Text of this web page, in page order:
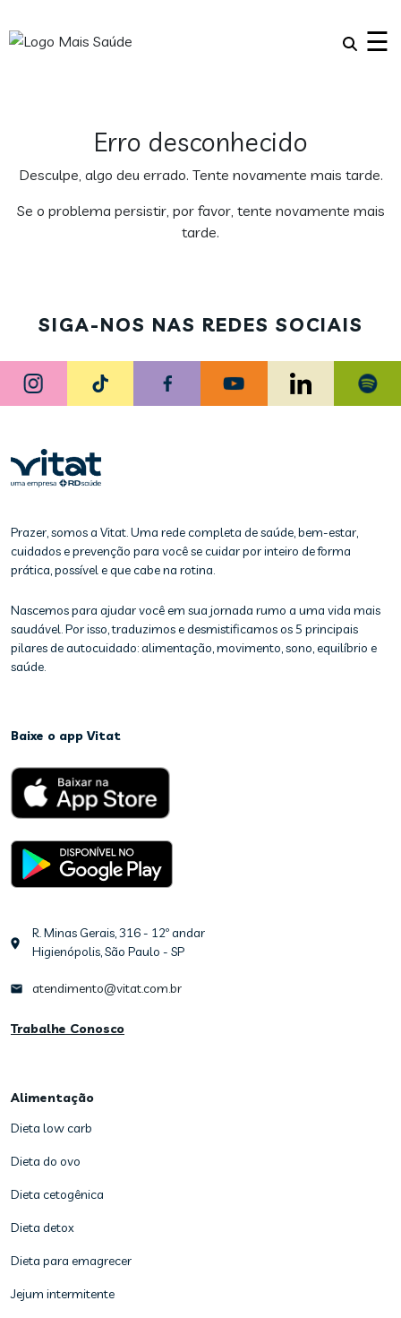
☰
Erro desconhecido
Desculpe, algo deu errado. Tente novamente mais tarde.
Se o problema persistir, por favor, tente novamente mais
tarde.
SIGA-NOS NAS REDES SOCIAIS
Prazer, somos a Vitat. Uma rede completa de saúde, bem-estar,
cuidados e prevenção para você se cuidar por inteiro de forma
prática, possível e que cabe na rotina.
Nascemos para ajudar você em sua jornada rumo a uma vida mais
saudável. Por isso, traduzimos e desmistificamos os 5 principais
pilares de autocuidado: alimentação, movimento, sono, equilíbrio e
saúde.
Baixe o app Vitat
R. Minas Gerais, 316 - 12º andar
Higienópolis, São Paulo - SP
atendimento@vitat.com.br
Trabalhe Conosco
Alimentação
Dieta low carb
Dieta do ovo
Dieta cetogênica
Dieta detox
Dieta para emagrecer
Jejum intermitente